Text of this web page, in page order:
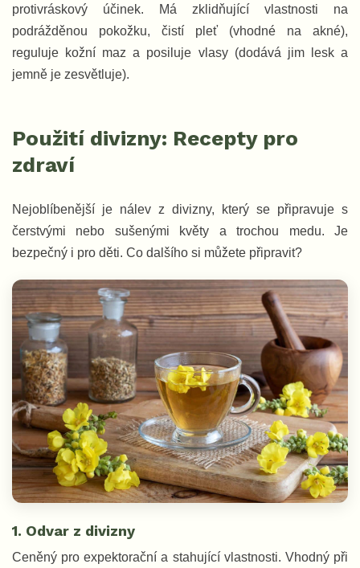
protivráskový účinek. Má zklidňující vlastnosti na
podrážděnou pokožku, čistí pleť (vhodné na akné),
reguluje kožní maz a posiluje vlasy (dodává jim lesk a
jemně je zesvětluje).
Použití divizny: Recepty pro
zdraví
Nejoblíbenější je nálev z divizny, který se připravuje s
čerstvými nebo sušenými květy a trochou medu. Je
bezpečný i pro děti. Co dalšího si můžete připravit?
1. Odvar z divizny
Ceněný pro expektorační a stahující vlastnosti. Vhodný při